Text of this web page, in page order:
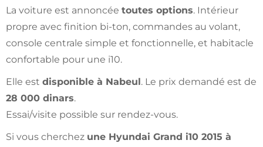
La voiture est annoncée toutes options. Intérieur
propre avec finition bi-ton, commandes au volant,
console centrale simple et fonctionnelle, et habitacle
confortable pour une i10.
Elle est disponible à Nabeul. Le prix demandé est de
28 000 dinars.
Essai/visite possible sur rendez-vous.
Si vous cherchez une Hyundai Grand i10 2015 à